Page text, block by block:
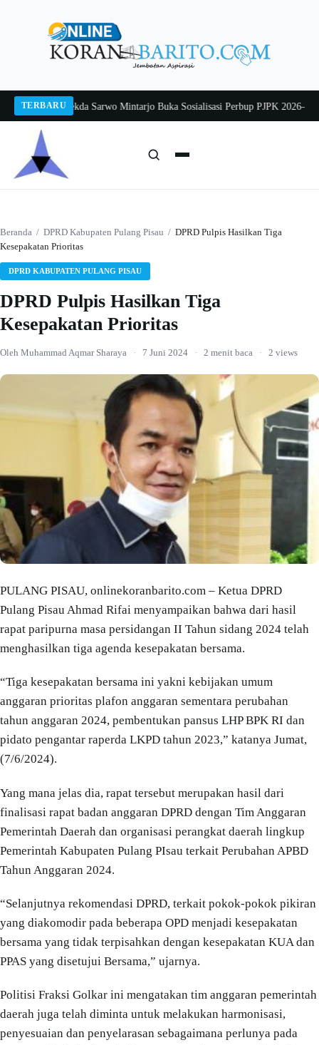
TERBARU
2026Pj Sekda Sarwo Mintarjo Buka Sosialisasi Perbup PJPK 2026–2030
Beranda / DPRD Kabupaten Pulang Pisau / DPRD Pulpis Hasilkan Tiga
Kesepakatan Prioritas
DPRD KABUPATEN PULANG PISAU
DPRD Pulpis Hasilkan Tiga
Kesepakatan Prioritas
Oleh Muhammad Aqmar Sharaya · 7 Juni 2024 · 2 menit baca · 2 views
PULANG PISAU, onlinekoranbarito.com – Ketua DPRD
Pulang Pisau Ahmad Rifai menyampaikan bahwa dari hasil
rapat paripurna masa persidangan II Tahun sidang 2024 telah
menghasilkan tiga agenda kesepakatan bersama.
“Tiga kesepakatan bersama ini yakni kebijakan umum
anggaran prioritas plafon anggaran sementara perubahan
tahun anggaran 2024, pembentukan pansus LHP BPK RI dan
pidato pengantar raperda LKPD tahun 2023,” katanya Jumat,
(7/6/2024).
Yang mana jelas dia, rapat tersebut merupakan hasil dari
finalisasi rapat badan anggaran DPRD dengan Tim Anggaran
Pemerintah Daerah dan organisasi perangkat daerah lingkup
Pemerintah Kabupaten Pulang PIsau terkait Perubahan APBD
Tahun Anggaran 2024.
“Selanjutnya rekomendasi DPRD, terkait pokok-pokok pikiran
yang diakomodir pada beberapa OPD menjadi kesepakatan
bersama yang tidak terpisahkan dengan kesepakatan KUA dan
PPAS yang disetujui Bersama,” ujarnya.
Politisi Fraksi Golkar ini mengatakan tim anggaran pemerintah
daerah juga telah diminta untuk melakukan harmonisasi,
penyesuaian dan penyelarasan sebagaimana perlunya pada